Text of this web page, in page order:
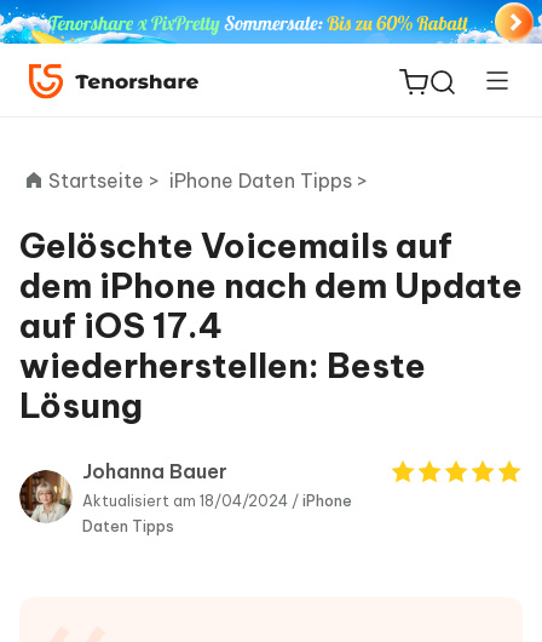
ReiBoot
for iOS
PDNob
Editor
Neu
iAnyGo
Startseite > iPhone Daten Tipps >
Gelöschte Voicemails auf
dem iPhone nach dem Update
auf iOS 17.4
wiederherstellen: Beste
Lösung
Johanna Bauer
Aktualisiert am 18/04/2024 / iPhone
Daten Tipps